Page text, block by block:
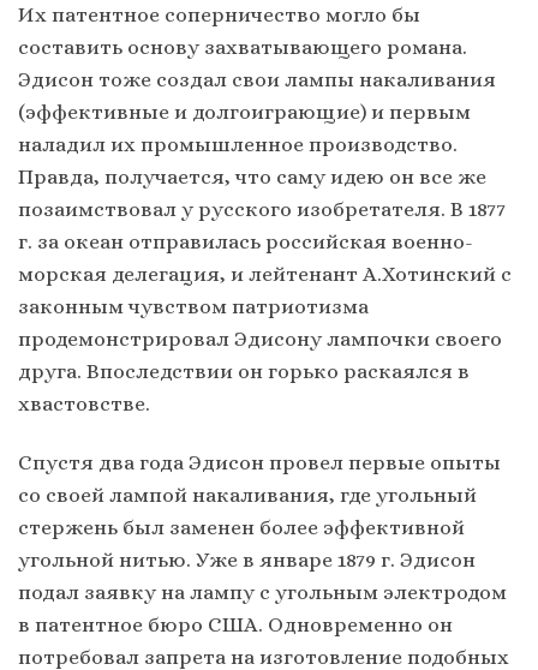
Их патентное соперничество могло бы
составить основу захватывающего романа.
Эдисон тоже создал свои лампы накаливания
(эффективные и долгоиграющие) и первым
наладил их промышленное производство.
Правда, получается, что саму идею он все же
позаимствовал у русского изобретателя. В 1877
г. за океан отправилась российская военно-
морская делегация, и лейтенант А.Хотинский с
законным чувством патриотизма
продемонстрировал Эдисону лампочки своего
друга. Впоследствии он горько раскаялся в
хвастовстве.
Спустя два года Эдисон провел первые опыты
со своей лампой накаливания, где угольный
стержень был заменен более эффективной
угольной нитью. Уже в январе 1879 г. Эдисон
подал заявку на лампу с угольным электродом
в патентное бюро США. Одновременно он
потребовал запрета на изготовление подобных